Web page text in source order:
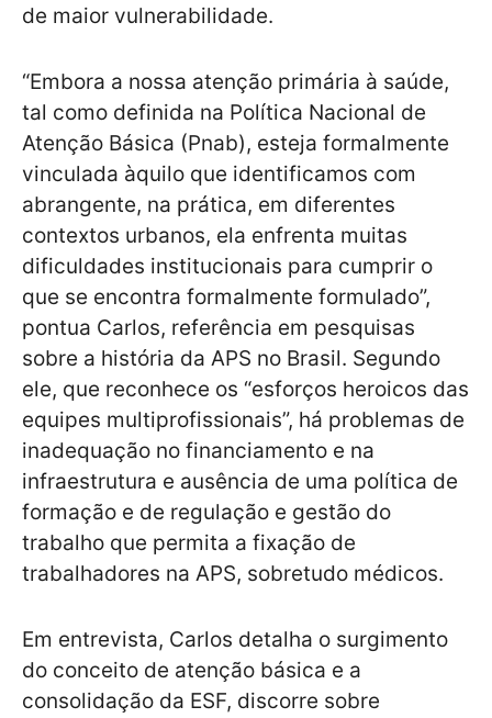
de maior vulnerabilidade.
“Embora a nossa atenção primária à saúde,
tal como definida na Política Nacional de
Atenção Básica (Pnab), esteja formalmente
vinculada àquilo que identificamos com
abrangente, na prática, em diferentes
contextos urbanos, ela enfrenta muitas
dificuldades institucionais para cumprir o
que se encontra formalmente formulado”,
pontua Carlos, referência em pesquisas
sobre a história da APS no Brasil. Segundo
ele, que reconhece os “esforços heroicos das
equipes multiprofissionais”, há problemas de
inadequação no financiamento e na
infraestrutura e ausência de uma política de
formação e de regulação e gestão do
trabalho que permita a fixação de
trabalhadores na APS, sobretudo médicos.
Em entrevista, Carlos detalha o surgimento
do conceito de atenção básica e a
consolidação da ESF, discorre sobre